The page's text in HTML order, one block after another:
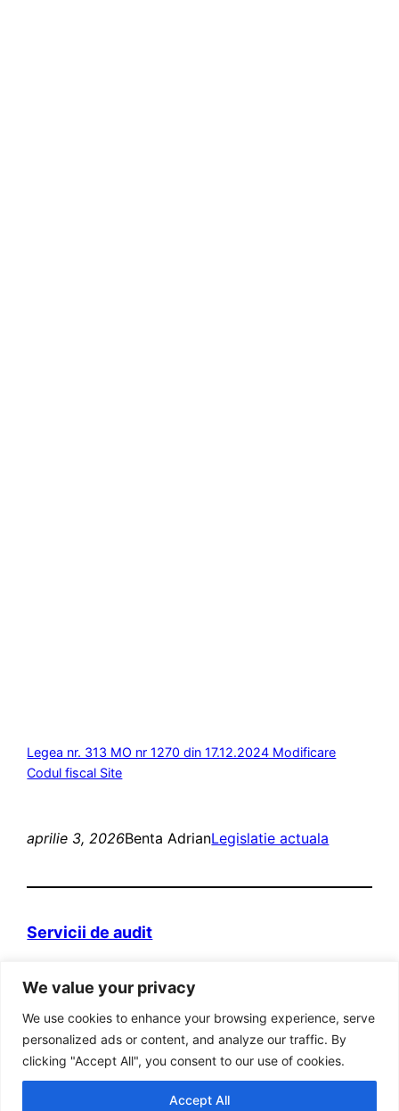
We value your privacy
We use cookies to enhance your browsing experience, serve
personalized ads or content, and analyze our traffic. By
clicking "Accept All", you consent to our use of cookies.
Accept All
Legea nr. 313 MO nr 1270 din 17.12.2024 Modificare
Codul fiscal Site
aprilie 3, 2026Benta AdrianLegislatie actuala
Servicii de audit
Contabilitatii” sunt detinute de persoana fizica
autorizata Adrian Benta.
Adresa: Bucuresti, Sector 5, Str. Aleea Posada, Nr
8, Bl 31, Ap 19, cod postal 051414
Cod fiscal RO 22886383
Tel: 021. 776 90 18; Fax: 0311.043.869; Mobil: 0765